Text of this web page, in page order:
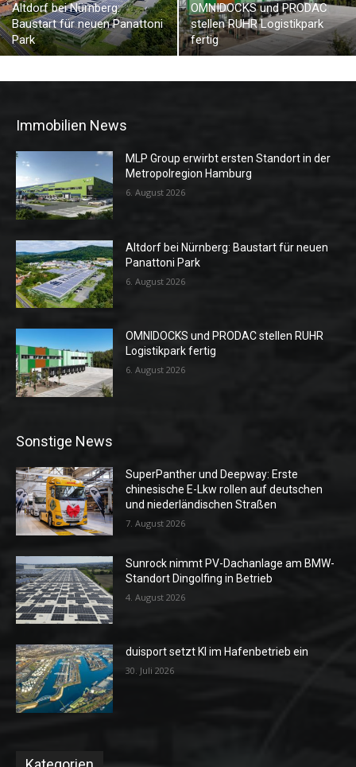
Altdorf bei Nürnberg:
Baustart für neuen Panattoni
Park
OMNIDOCKS und PRODAC
stellen RUHR Logistikpark
fertig
Immobilien News
MLP Group erwirbt ersten Standort in der
Metropolregion Hamburg
6. August 2026
Altdorf bei Nürnberg: Baustart für neuen
Panattoni Park
6. August 2026
OMNIDOCKS und PRODAC stellen RUHR
Logistikpark fertig
6. August 2026
Sonstige News
SuperPanther und Deepway: Erste
chinesische E-Lkw rollen auf deutschen
und niederländischen Straßen
7. August 2026
Sunrock nimmt PV-Dachanlage am BMW-
Standort Dingolfing in Betrieb
4. August 2026
duisport setzt KI im Hafenbetrieb ein
30. Juli 2026